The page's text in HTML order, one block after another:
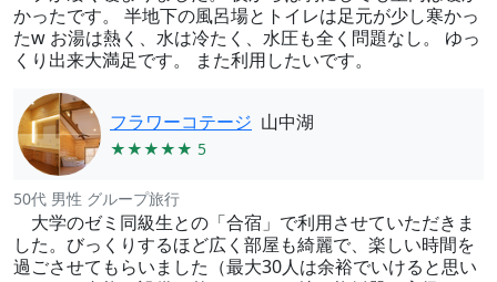
かったです。 半地下の風呂場とトイレは足元が少し寒かっ
たw お湯は熱く、水は冷たく、水圧も全く問題なし。 ゆっ
くり出来大満足です。 また利用したいです。
フラワーコテージ 山中湖
★★★★★ 5
50代 男性 グループ旅行
大学のゼミ同級生との「合宿」で利用させていただきま
した。びっくりするほど広く部屋も綺麗で、楽しい時間を
過ごさせてもらいました（最大30人は余裕でいけると思い